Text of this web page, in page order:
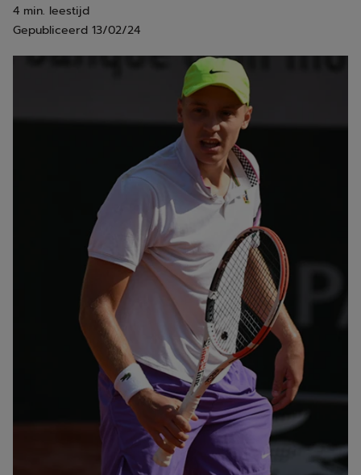
4 min. leestijd
Gepubliceerd 13/02/24